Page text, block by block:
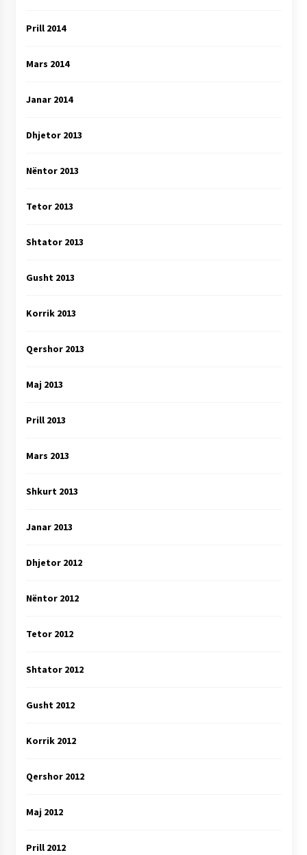
Prill 2014
Mars 2014
Janar 2014
Dhjetor 2013
Nëntor 2013
Tetor 2013
Shtator 2013
Gusht 2013
Korrik 2013
Qershor 2013
Maj 2013
Prill 2013
Mars 2013
Shkurt 2013
Janar 2013
Dhjetor 2012
Nëntor 2012
Tetor 2012
Shtator 2012
Gusht 2012
Korrik 2012
Qershor 2012
Maj 2012
Prill 2012